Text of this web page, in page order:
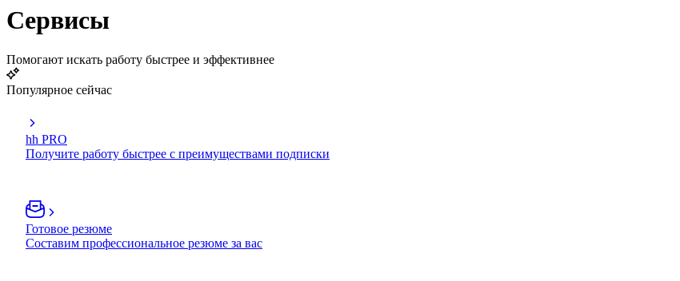
Сервисы
Помогают искать работу быстрее и эффективнее
Популярное сейчас
hh PRO
Получите работу быстрее с преимуществами подписки
Готовое резюме
Составим профессиональное резюме за вас